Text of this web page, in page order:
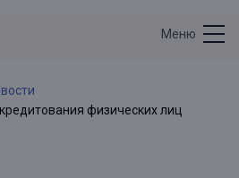
Меню
физических лиц